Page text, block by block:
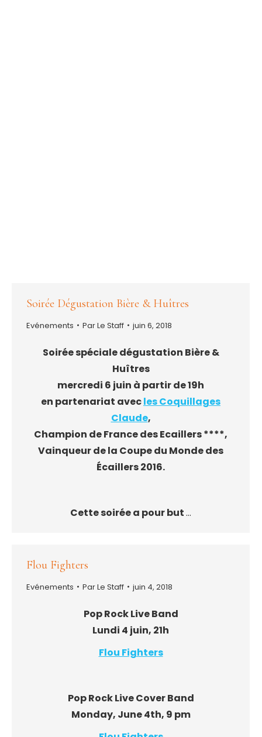
Soirée Dégustation Bière & Huîtres
Evénements ParLe Staff juin 6, 2018
Soirée spéciale dégustation Bière &
Huîtres
mercredi 6 juin à partir de 19h
en partenariat avecles Coquillages
Claude,
Champion de France des Ecaillers ****,
Vainqueur de la Coupe du Monde des
Écaillers 2016.
Cette soirée a pour but…
Flou Fighters
Evénements ParLe Staff juin 4, 2018
Pop Rock Live Band
Lundi 4 juin, 21h
Flou Fighters
Pop Rock Live Cover Band
Monday, June 4th, 9 pm